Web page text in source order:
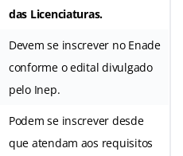
das Licenciaturas.
Devem se inscrever no Enade
conforme o edital divulgado
pelo Inep.
Podem se inscrever desde
que atendam aos requisitos